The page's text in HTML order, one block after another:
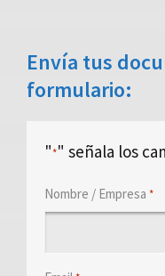
Envía tus
formulario:
"*" señala los
Nombre / Empresa *